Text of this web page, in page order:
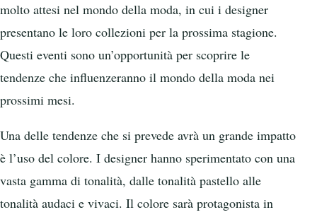
molto attesi nel mondo della moda, in cui i designer
presentano le loro collezioni per la prossima stagione.
Questi eventi sono un’opportunità per scoprire le
tendenze che influenzeranno il mondo della moda nei
prossimi mesi.
Una delle tendenze che si prevede avrà un grande impatto
è l’uso del colore. I designer hanno sperimentato con una
vasta gamma di tonalità, dalle tonalità pastello alle
tonalità audaci e vivaci. Il colore sarà protagonista in